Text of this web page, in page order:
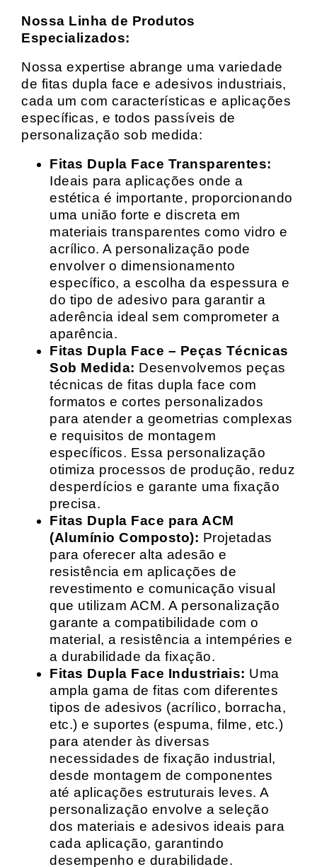
Nossa Linha de Produtos
Especializados:
Nossa expertise abrange uma variedade
de fitas dupla face e adesivos industriais,
cada um com características e aplicações
específicas, e todos passíveis de
personalização sob medida:
Fitas Dupla Face Transparentes:
Ideais para aplicações onde a
estética é importante, proporcionando
uma união forte e discreta em
materiais transparentes como vidro e
acrílico. A personalização pode
envolver o dimensionamento
específico, a escolha da espessura e
do tipo de adesivo para garantir a
aderência ideal sem comprometer a
aparência.
Fitas Dupla Face – Peças Técnicas
Sob Medida: Desenvolvemos peças
técnicas de fitas dupla face com
formatos e cortes personalizados
para atender a geometrias complexas
e requisitos de montagem
específicos. Essa personalização
otimiza processos de produção, reduz
desperdícios e garante uma fixação
precisa.
Fitas Dupla Face para ACM
(Alumínio Composto): Projetadas
para oferecer alta adesão e
resistência em aplicações de
revestimento e comunicação visual
que utilizam ACM. A personalização
garante a compatibilidade com o
material, a resistência a intempéries e
a durabilidade da fixação.
Fitas Dupla Face Industriais: Uma
ampla gama de fitas com diferentes
tipos de adesivos (acrílico, borracha,
etc.) e suportes (espuma, filme, etc.)
para atender às diversas
necessidades de fixação industrial,
desde montagem de componentes
até aplicações estruturais leves. A
personalização envolve a seleção
dos materiais e adesivos ideais para
cada aplicação, garantindo
desempenho e durabilidade.